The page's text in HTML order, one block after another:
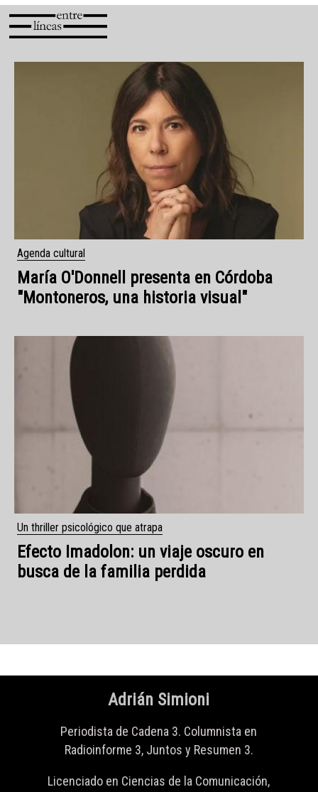
Adrián Simioni
Periodista de Cadena 3. Columnista en
Radioinforme 3, Juntos y Resumen 3.
Licenciado en Ciencias de la Comunicación,